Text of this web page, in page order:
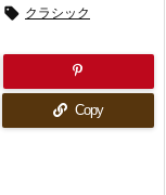
 クラシック
Copy